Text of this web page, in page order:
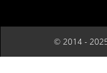
© 2014 -